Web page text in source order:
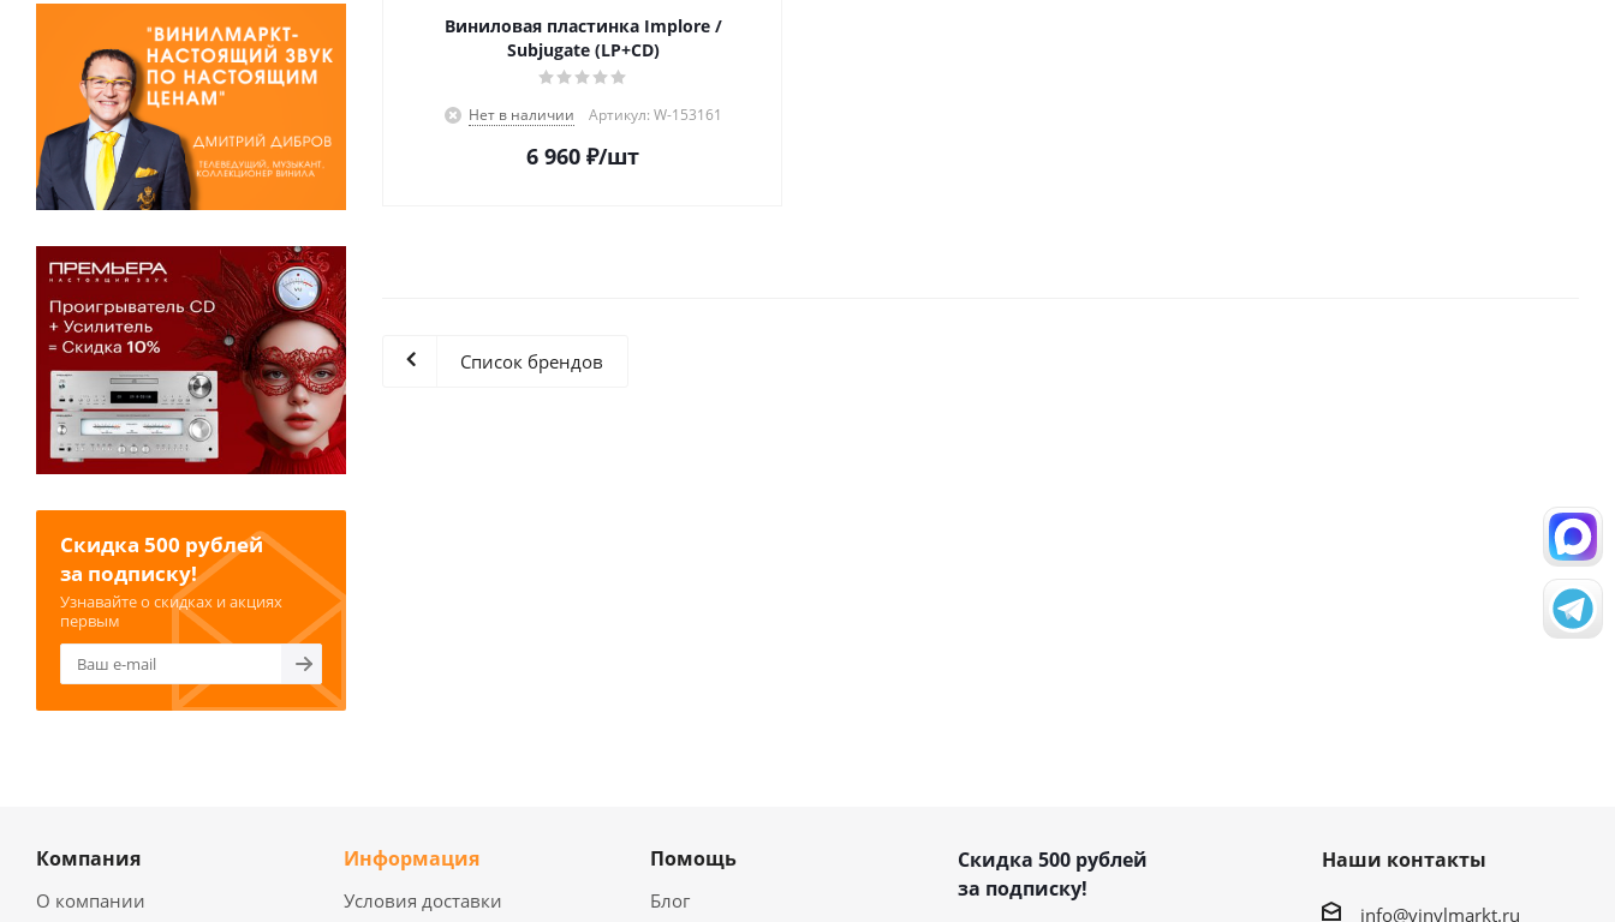
Виниловая пластинка Implore /
Subjugate (LP+CD)
Нет в наличии Артикул: W-153161
6 960 ₽/шт
Список брендов
Скидка 500 рублей
за подписку!
Узнавайте о скидках и акциях
первым
Компания
О компании
Информация
Условия доставки
Помощь
Блог
Скидка 500 рублей
за подписку!
Наши контакты
info@vinylmarkt.ru